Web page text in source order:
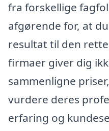
fra forskellige
afgørende for, at
resultat til den
firmaer giver dig
sammenligne
vurdere deres
erfaring og